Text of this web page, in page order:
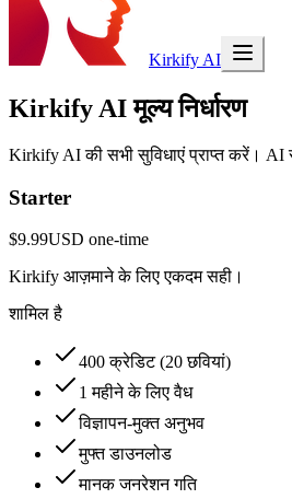
Kirkify AI
Kirkify AI मूल्य निर्धारण
Kirkify AI की सभी सुविधाएं प्राप्त करें।
Starter
$9.99USD one-time
Kirkify आज़माने के लिए एकदम सही।
शामिल है
400 क्रेडिट (20 छवियां)
1 महीने के लिए वैध
विज्ञापन-मुक्त अनुभव
मुफ्त डाउनलोड
मानक जनरेशन गति